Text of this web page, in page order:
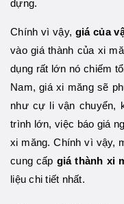
dựng.
Chính vì vậy, giá của
vào giá thành của xi
dụng rất lớn nó chiếm
Nam, giá xi măng sẽ
như cự li vận chuyển,
trình lớn, việc báo giá
xi măng. Chính vì vậy,
cung cấp giá thành xi
liệu chi tiết nhất.